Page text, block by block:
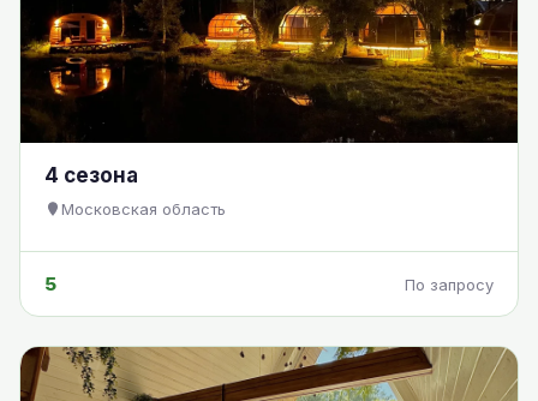
4 сезона
Московская область
5 По запросу